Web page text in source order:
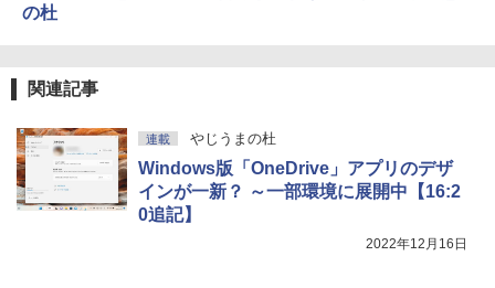
レージ、ノート機能搭載、明るさ自動調
整、色調調節ライト、プレミアムペン付
き、グラファイト
￥115,980
の杜
関連記事
連載 やじうまの杜
Windows版「OneDrive」アプリのデザ
インが一新？ ～一部環境に展開中【16:2
0追記】
2022年12月16日